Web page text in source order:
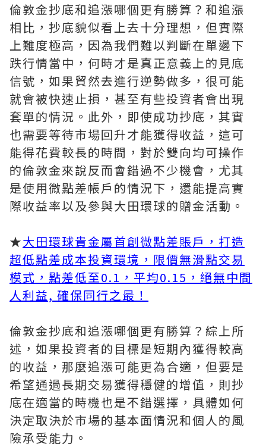
倫敦金抄底和追漲哪個更有勝算？和追漲
相比，抄底貌似看上去十分理想，但實際
上難度極高，因為我們難以判斷在單邊下
跌行情當中，何時才是真正意義上的見底
信號，如果貿然去進行逆勢做多，很可能
就會被快速止損，甚至有些投資者會出現
套單的情況。此外，即使成功抄底，其實
也需要等待市場回升才能獲得收益，這可
能得花費較長的時間，對於雙向均可操作
的倫敦金來說反而會錯過不少機會，尤其
是使用微點差帳戶的情況下，還能提高實
際收益率以及參與大田環球的贈金活動。
★大田環球貴金屬首創微點差賬戶，打造
超低點差成本投資環境，限價無滑點交易
模式，點差低至0.1，平均0.15，絕無中間
人利益, 確保同行之最！
倫敦金抄底和追漲哪個更有勝算？綜上所
述，如果投資者的目標是短期內獲得較高
的收益，那麼追漲可能更為合適，但要是
希望通過長期交易獲得穩健的增值，則抄
底在適當的時機也是不錯選擇，具體如何
決定取決於市場的基本面情況和個人的風
險承受能力。